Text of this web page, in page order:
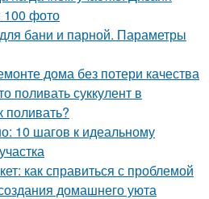
100 фото
бани и парной. Параметры
дома без потери качества
поливать суккулент в
поливать?
10 шагов к идеальному
как справиться с проблемой
домашнего уюта